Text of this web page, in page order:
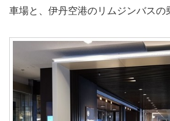
車場と、伊丹空港のリムジンバスの